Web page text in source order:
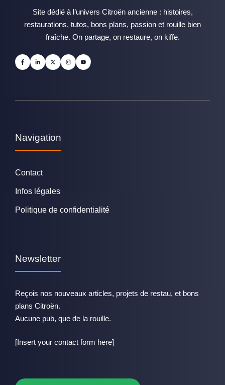
Site dédié à l’univers Citroën ancienne : histoires,
restaurations, tutos, bons plans, passion et rouille bien
fraîche. On partage, on restaure, on kiffe.
Navigation
Contact
Infos légales
Politique de confidentialité
Newsletter
Reçois nos nouveaux articles, projets de restau, et bons
plans Citroën.
Aucune pub, que de la rouille.
[Insert your contact form here]